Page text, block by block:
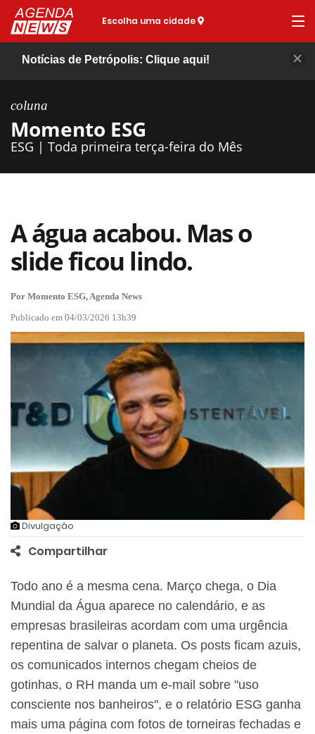
Escolha uma cidade
Notícias de Petrópolis: Clique aqui!
coluna
Momento ESG
ESG | Toda primeira terça-feira do Mês
A água acabou. Mas o
slide ficou lindo.
Por Momento ESG, Agenda News
Publicado em 04/03/2026 13h39
Divulgação
Compartilhar
Todo ano é a mesma cena. Março chega, o Dia
Mundial da Água aparece no calendário, e as
empresas brasileiras acordam com uma urgência
repentina de salvar o planeta. Os posts ficam azuis,
os comunicados internos chegam cheios de
gotinhas, o RH manda um e-mail sobre "uso
consciente nos banheiros", e o relatório ESG ganha
mais uma página com fotos de torneiras fechadas e